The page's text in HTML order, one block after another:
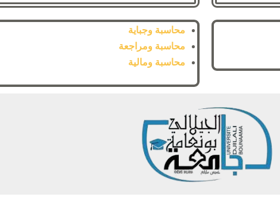
محاسبة وجباية
محاسبة ومراجعة
محاسبة ومالية